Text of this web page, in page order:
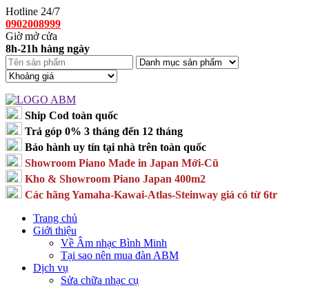
Hotline 24/7
0902008999
Giờ mở cửa
8h-21h hàng ngày
Ship Cod toàn quốc
Trả góp 0% 3 tháng đến 12 tháng
Bảo hành uy tín tại nhà trên toàn quốc
Showroom Piano Made in Japan Mới-Cũ
Kho & Showroom Piano Japan 400m2
Các hãng Yamaha-Kawai-Atlas-Steinway giá có từ 6tr
Trang chủ
Giới thiệu
Về Âm nhạc Bình Minh
Tại sao nên mua đàn ABM
Dịch vụ
Sửa chữa nhạc cụ